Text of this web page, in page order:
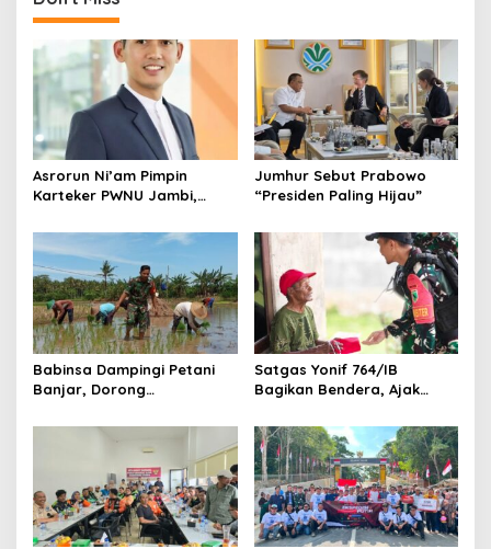
Asrorun Ni’am Pimpin
Karteker PWNU Jambi,
Muda Visioner untuk Abad
Kedua NU
Jumhur Sebut Prabowo
“Presiden Paling Hijau”
Babinsa Dampingi Petani
Banjar, Dorong
Ketahanan Pangan
Satgas Yonif 764/IB
Bagikan Bendera, Ajak
HUT RI